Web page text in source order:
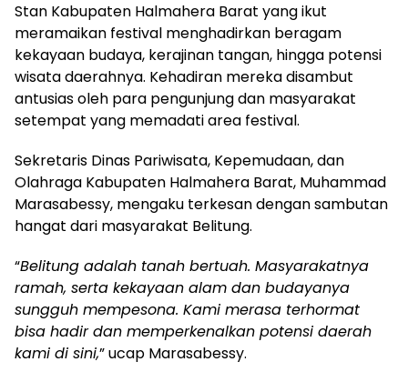
Stan Kabupaten Halmahera Barat yang ikut
meramaikan festival menghadirkan beragam
kekayaan budaya, kerajinan tangan, hingga potensi
wisata daerahnya. Kehadiran mereka disambut
antusias oleh para pengunjung dan masyarakat
setempat yang memadati area festival.
Sekretaris Dinas Pariwisata, Kepemudaan, dan
Olahraga Kabupaten Halmahera Barat, Muhammad
Marasabessy, mengaku terkesan dengan sambutan
hangat dari masyarakat Belitung.
“Belitung adalah tanah bertuah. Masyarakatnya
ramah, serta kekayaan alam dan budayanya
sungguh mempesona. Kami merasa terhormat
bisa hadir dan memperkenalkan potensi daerah
kami di sini,” ucap Marasabessy.